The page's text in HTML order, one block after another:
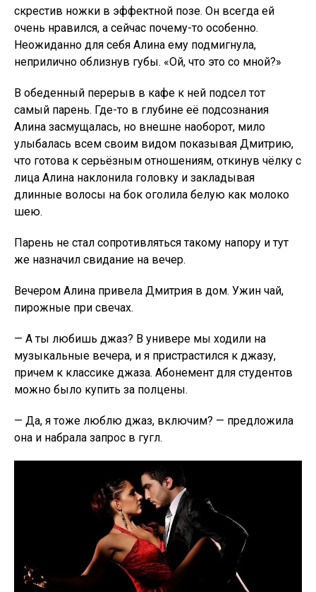
скрестив ножки в эффектной позе. Он всегда ей
очень нравился, а сейчас почему-то особенно.
Неожиданно для себя Алина ему подмигнула,
неприлично облизнув губы. «Ой, что это со мной?»
В обеденный перерыв в кафе к ней подсел тот
самый парень. Где-то в глубине её подсознания
Алина засмущалась, но внешне наоборот, мило
улыбалась всем своим видом показывая Дмитрию,
что готова к серьёзным отношениям, откинув чёлку с
лица Алина наклонила головку и закладывая
длинные волосы на бок оголила белую как молоко
шею.
Парень не стал сопротивляться такому напору и тут
же назначил свидание на вечер.
Вечером Алина привела Дмитрия в дом. Ужин чай,
пирожные при свечах.
— А ты любишь джаз? В универе мы ходили на
музыкальные вечера, и я пристрастился к джазу,
причем к классике джаза. Абонемент для студентов
можно было купить за полцены.
— Да, я тоже люблю джаз, включим? — предложила
она и набрала запрос в гугл.